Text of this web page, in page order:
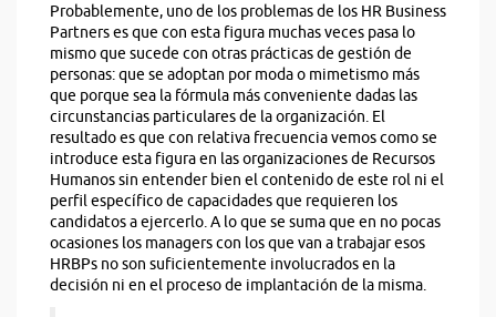
Probablemente, uno de los problemas de los HR Business
Partners es que con esta figura muchas veces pasa lo
mismo que sucede con otras prácticas de gestión de
personas: que se adoptan por moda o mimetismo más
que porque sea la fórmula más conveniente dadas las
circunstancias particulares de la organización. El
resultado es que con relativa frecuencia vemos como se
introduce esta figura en las organizaciones de Recursos
Humanos sin entender bien el contenido de este rol ni el
perfil específico de capacidades que requieren los
candidatos a ejercerlo. A lo que se suma que en no pocas
ocasiones los managers con los que van a trabajar esos
HRBPs no son suficientemente involucrados en la
decisión ni en el proceso de implantación de la misma.